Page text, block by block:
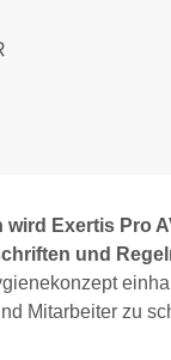
Exertis Pro
und
Mitarbeiter zu